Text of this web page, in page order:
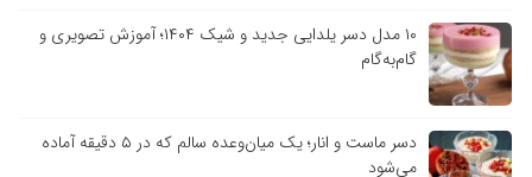
۱۰ مدل دسر یلدایی جدید و شیک ۱۴۰۴؛ آموزش تصویری و
گام‌به‌گام
دسر ماست و انار؛ یک میان‌وعده سالم که در ۵ دقیقه آماده
می‌شود